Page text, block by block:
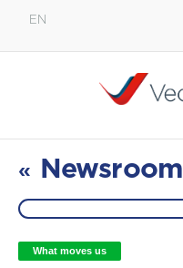
EN
« Newsroom
What moves us